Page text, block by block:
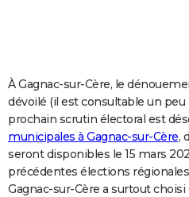
S'inscrire
Se connecter
Lycées
Collèges
Primaires
Universités
Entreprises
Service militaire
Avis de recherche
AVIS DE DÉCÈS
FORUM
Bricolage
Lifestyle
Culture
Television
Voyage
Cinema
À Gagnac-sur-Cère, le
dévoilé (il est consultable un peu
prochain scrutin électoral est
municipales à Gagnac-sur-Cère,
seront disponibles le 15 mars
précédentes élections
Gagnac-sur-Cère a surtout choisi